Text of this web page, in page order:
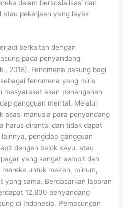
dalam bersosialisasi dan
pekerjaan yang layak
berkaitan dengan
pada penyandang
2018). Fenomena pasung bagi
fenomena yang miris
masyarakat akan penanganan
gangguan mental. Melalui
asasi manusia para penyandang
harus dirantai dan tidak dapat
pengidap gangguan
dengan balok kayu, atau
yang sangat sempit dan
untuk makan, minum,
yang sama. Berdasarkan laporan
12.800 penyandang
di Indonesia. Pemasungan